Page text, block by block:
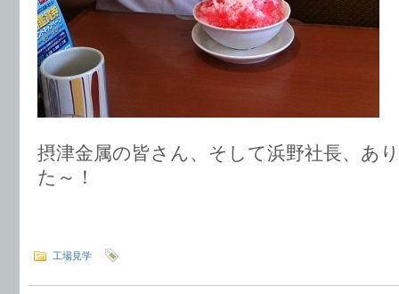
摂津金属の皆さん、そして浜野社長、あ
た～！
工場見学